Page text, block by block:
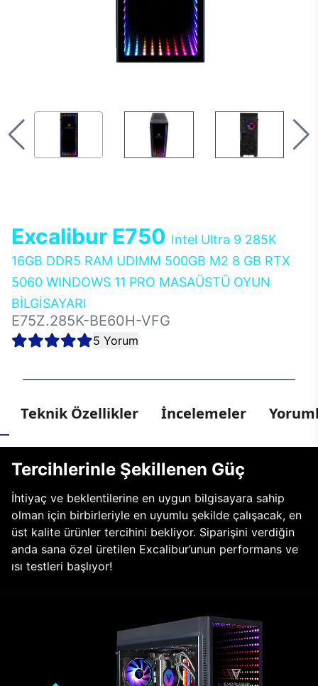
Excalibur E750 Intel Ultra 9 285K
16GB DDR5 RAM UDIMM 500GB M2 8 GB RTX
5060 WINDOWS 11 PRO MASAÜSTÜ OYUN
BİLGİSAYARI
E75Z.285K-BE60H-VFG
5 Yorum
Teknik Özellikler İncelemeler
Tercihlerinle Şekillenen Güç
İhtiyaç ve beklentilerine en uygun bilgisayara sahip
olman için birbirleriyle en uyumlu şekilde çalışacak, en
üst kalite ürünler tercihini bekliyor. Siparişini verdiğin
anda sana özel üretilen Excalibur’unun performans ve
ısı testleri başlıyor!